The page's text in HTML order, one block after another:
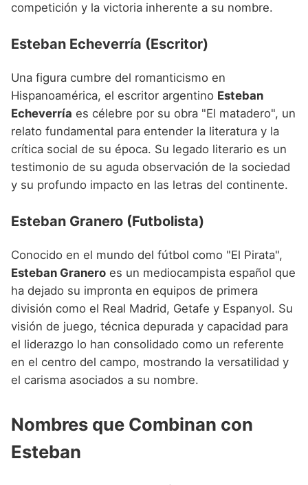
competición y la victoria inherente a su nombre.
Esteban Echeverría (Escritor)
Una figura cumbre del romanticismo en
Hispanoamérica, el escritor argentino Esteban
Echeverría es célebre por su obra "El matadero", un
relato fundamental para entender la literatura y la
crítica social de su época. Su legado literario es un
testimonio de su aguda observación de la sociedad
y su profundo impacto en las letras del continente.
Esteban Granero (Futbolista)
Conocido en el mundo del fútbol como "El Pirata",
Esteban Granero es un mediocampista español que
ha dejado su impronta en equipos de primera
división como el Real Madrid, Getafe y Espanyol. Su
visión de juego, técnica depurada y capacidad para
el liderazgo lo han consolidado como un referente
en el centro del campo, mostrando la versatilidad y
el carisma asociados a su nombre.
Nombres que Combinan con
Esteban